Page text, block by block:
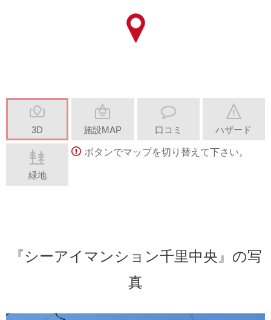
3D 施設MAP 口コミ ハザード
緑地
ボタンでマップを切り替えて下さい。
『シーアイマンション千里中央』の写
真